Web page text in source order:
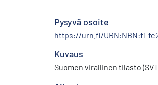
Pysyvä osoite
https://urn.fi/URN:NBN:fi-
Kuvaus
Suomen virallinen tilasto